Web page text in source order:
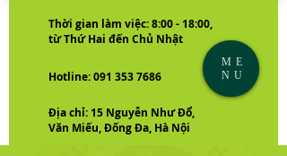
Thời gian làm việc: 8:00 - 18:00,
từ Thứ Hai đến Chủ Nhật
Hotline: 091 353 7686
Địa chỉ: 15 Nguyễn Như Đổ,
Văn Miếu, Đống Đa, Hà Nội
ME
NU